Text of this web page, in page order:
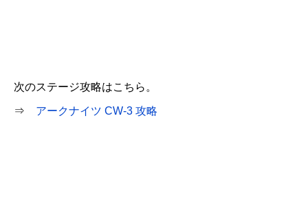
次のステージ攻略はこちら。
⇒ アークナイツ CW-3 攻略